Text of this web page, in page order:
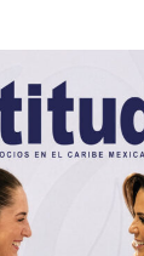
Mayakoba